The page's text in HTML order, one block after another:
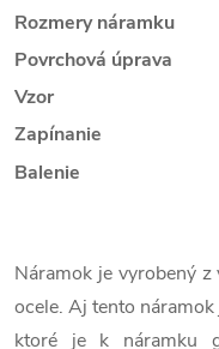
Rozmery náramku
Povrchová úprava
Vzor
Zapínanie
Balenie
Náramok je vyrobený
ocele. Aj tento
ktoré je k náramku